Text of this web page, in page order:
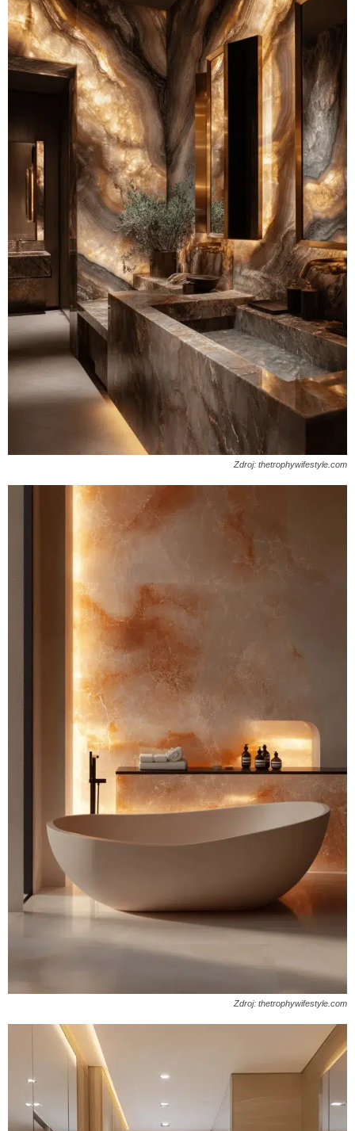
Zdroj: thetrophywifestyle.com
Zdroj: thetrophywifestyle.com